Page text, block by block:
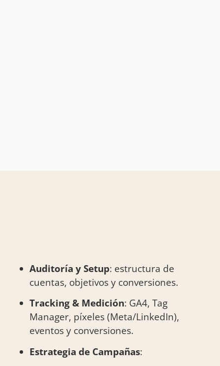
Auditoría y Setup: estructura de
cuentas, objetivos y conversiones.
Tracking & Medición: GA4, Tag
Manager, píxeles (Meta/LinkedIn),
eventos y conversiones.
Estrategia de Campañas: